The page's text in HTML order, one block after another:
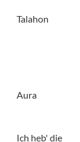
Talahon
Aura
Ich heb' die